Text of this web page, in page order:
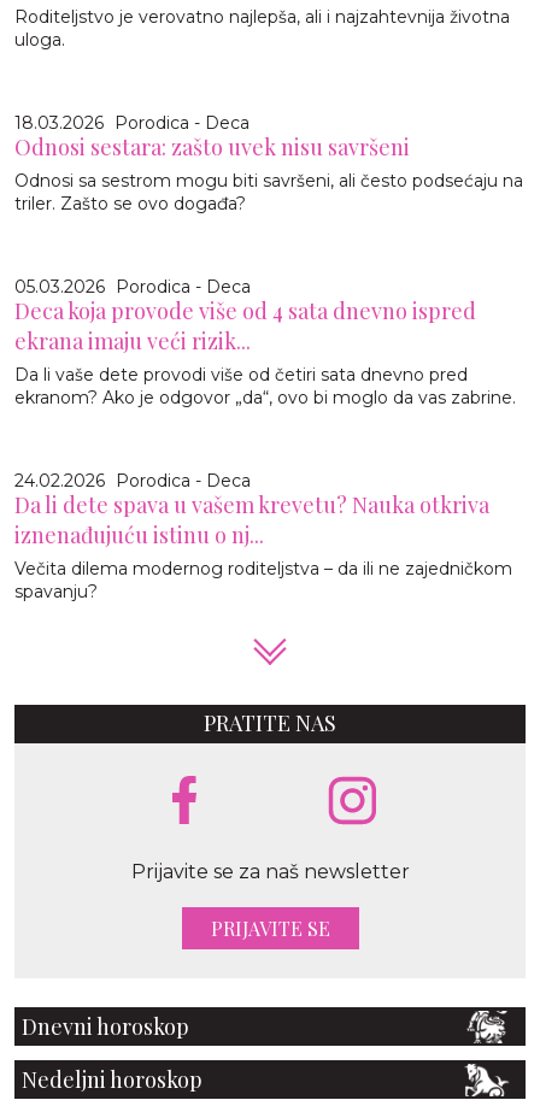
Roditeljstvo je verovatno najlepša, ali i najzahtevnija životna
uloga.
18.03.2026 Porodica - Deca
Odnosi sestara: zašto uvek nisu savršeni
Odnosi sa sestrom mogu biti savršeni, ali često podsećaju na
triler. Zašto se ovo događa?
05.03.2026 Porodica - Deca
Deca koja provode više od 4 sata dnevno ispred
ekrana imaju veći rizik...
Da li vaše dete provodi više od četiri sata dnevno pred
ekranom? Ako je odgovor „da“, ovo bi moglo da vas zabrine.
24.02.2026 Porodica - Deca
Da li dete spava u vašem krevetu? Nauka otkriva
iznenađujuću istinu o nj...
Večita dilema modernog roditeljstva – da ili ne zajedničkom
spavanju?
PRATITE NAS
Prijavite se za naš newsletter
PRIJAVITE SE
Dnevni horoskop
Nedeljni horoskop